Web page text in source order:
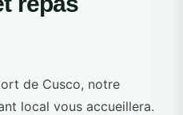
de Cusco, notre
local vous accueillera.